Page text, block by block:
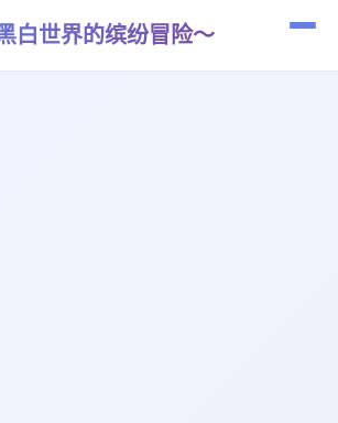
白世界的缤纷冒险～